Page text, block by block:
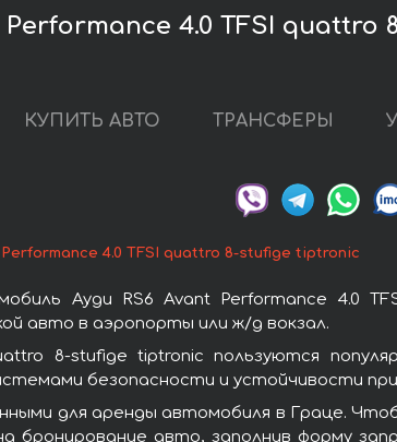
4.0 TFSI
КУПИТЬ АВТО ТРАНСФЕРЫ
Performance 4.0 TFSI quattro 8-stufige tiptronic
Ауди RS6 Avant Performance 4.0
авто в аэропорты или ж/д вокзал.
8-stufige tiptronic пользуются
безопасности и устойчивости
для аренды автомобиля в Граце.
бронирование авто, заполнив форму